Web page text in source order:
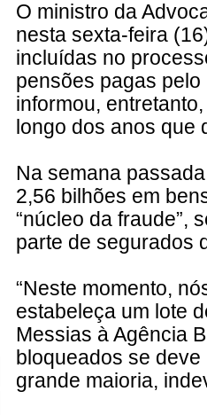
O ministro da
nesta sexta-feira
incluídas no
pensões pagas
informou,
longo dos anos que
Na semana
2,56 bilhões em
“núcleo da fraude”,
parte de segurados
“Neste momento,
estabeleça um lote
Messias à Agência
bloqueados se
grande maioria,